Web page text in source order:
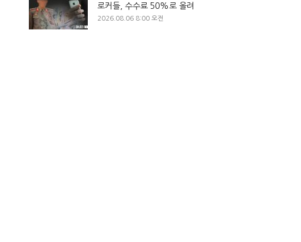
로커들, 수수료 50%로 올려
2026.08.06 8:00 오전